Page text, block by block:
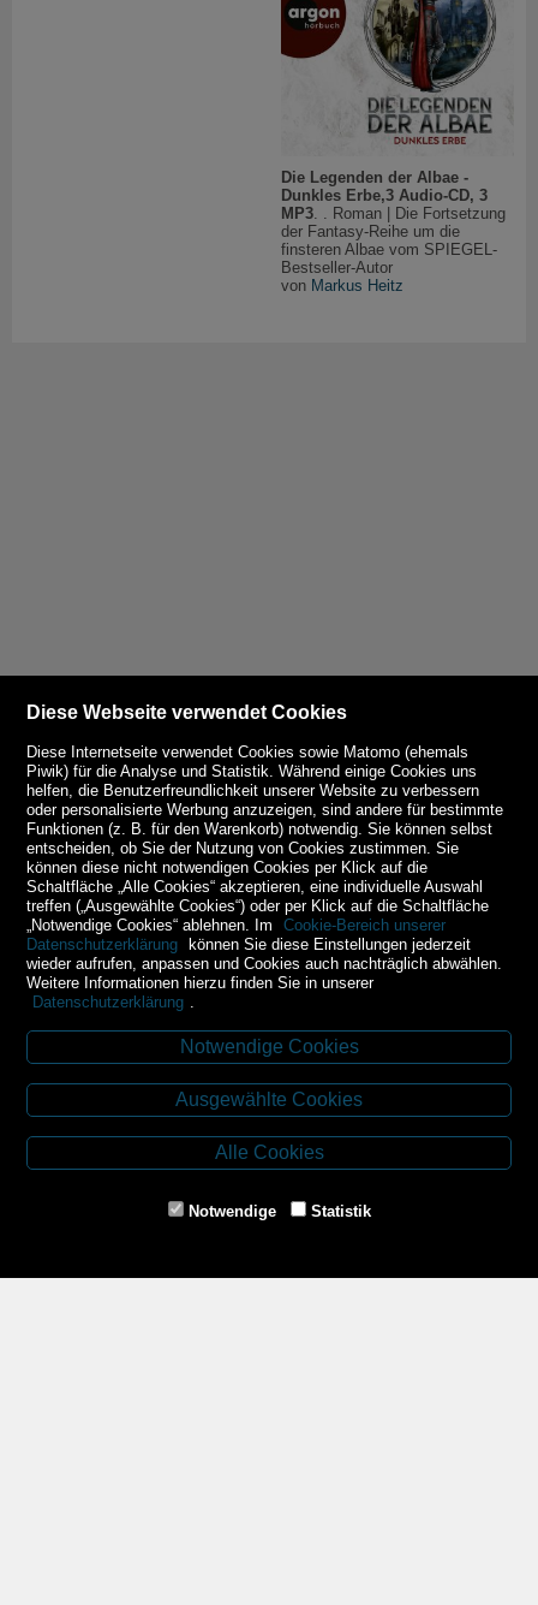
Die Legenden der Albae -
Dunkles Erbe,3 Audio-CD, 3
MP3 . . Roman | Die Fortsetzung
der Fantasy-Reihe um die
finsteren Albae vom SPIEGEL-
Bestseller-Autor
von Markus Heitz
Kontakt
Budweiser Str. 3
3943 Schrems
Tel.: 02853/77239
E-Mail: schrems@spazierer.at
Diese Webseite verwendet Cookies
Diese Internetseite verwendet Cookies sowie Matomo (ehemals
Piwik) für die Analyse und Statistik. Während einige Cookies uns
helfen, die Benutzerfreundlichkeit unserer Website zu verbessern
oder personalisierte Werbung anzuzeigen, sind andere für bestimmte
Funktionen (z. B. für den Warenkorb) notwendig. Sie können selbst
entscheiden, ob Sie der Nutzung von Cookies zustimmen. Sie
können diese nicht notwendigen Cookies per Klick auf die
Schaltfläche „Alle Cookies“ akzeptieren, eine individuelle Auswahl
treffen („Ausgewählte Cookies“) oder per Klick auf die Schaltfläche
„Notwendige Cookies“ ablehnen. Im
Cookie-Bereich unserer
Datenschutzerklärung können Sie diese Einstellungen jederzeit
wieder aufrufen, anpassen und Cookies auch nachträglich abwählen.
Weitere Informationen hierzu finden Sie in unserer
Datenschutzerklärung
Notwendige Cookies
Ausgewählte Cookies
Alle Cookies
Notwendige Statistik